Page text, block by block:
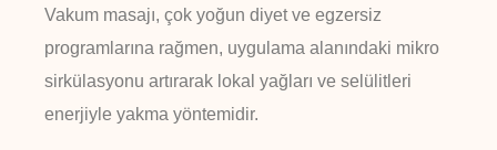
Vakum masajı, çok yoğun diyet ve egzersiz
programlarına rağmen, uygulama alanındaki mikro
sirkülasyonu artırarak lokal yağları ve selülitleri
enerjiyle yakma yöntemidir.